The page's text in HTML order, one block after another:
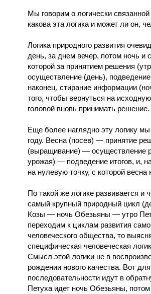
Мы говорим о логически
какова эта логика и может ли он,
Логика природного развития
день, за днем вечер, потом ночь и
которой за принятием решения
осуществление (день), подведение
наконец, стирание информации
того, чтобы вернуться на
головой вновь принимать решение.
Еще более наглядно эту логику
году. Весна (посев) — принятие
(выращивание) — осуществление
урожая) — подведение итогов, и,
на нулевую точку, с которой весна
По такой же логике развивается и
самый крупный природный цикл
Козы — ночь Обезьяны — утро
переходим к циклам развития
человеческого общества, то
специфическая человеческая
Смысл этой логики не в
рождении нового качества. Вот
последовательности идут в
Петуха идет ночь Обезьяны,